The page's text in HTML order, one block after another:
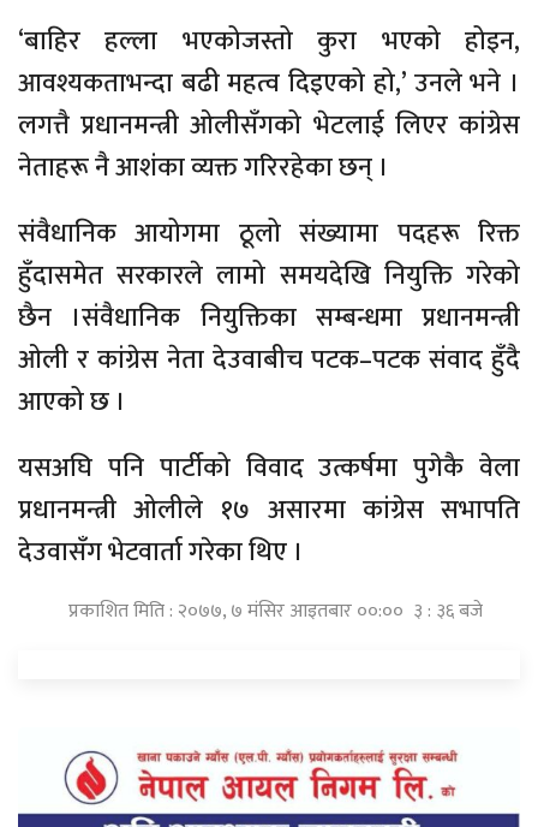
‘बाहिर हल्ला भएकोजस्तो कुरा भएको होइन,
आवश्यकताभन्दा बढी महत्व दिइएको हो,’ उनले भने ।
लगत्तै प्रधानमन्त्री ओलीसँगको भेटलाई लिएर कांग्रेस
नेताहरू नै आशंका व्यक्त गरिरहेका छन् ।
संवैधानिक आयोगमा ठूलो संख्यामा पदहरू रिक्त
हुँदासमेत सरकारले लामो समयदेखि नियुक्ति गरेको
छैन ।संवैधानिक नियुक्तिका सम्बन्धमा प्रधानमन्त्री
ओली र कांग्रेस नेता देउवाबीच पटक–पटक संवाद हुँदै
आएको छ ।
यसअघि पनि पार्टीको विवाद उत्कर्षमा पुगेकै वेला
प्रधानमन्त्री ओलीले १७ असारमा कांग्रेस सभापति
देउवासँग भेटवार्ता गरेका थिए ।
प्रकाशित मिति : २०७७, ७ मंसिर आइतबार ००:०० ३ : ३६ बजे